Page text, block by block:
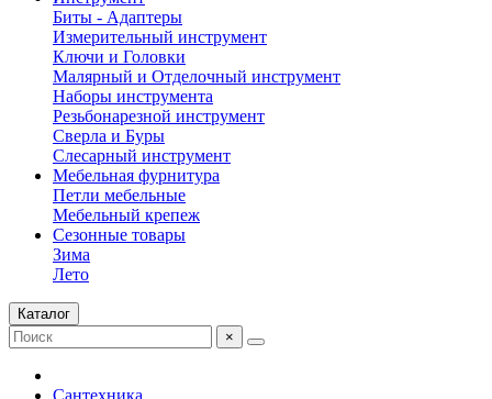
Биты - Адаптеры
Измерительный инструмент
Ключи и Головки
Малярный и Отделочный инструмент
Наборы инструмента
Резьбонарезной инструмент
Сверла и Буры
Слесарный инструмент
Мебельная фурнитура
Петли мебельные
Мебельный крепеж
Сезонные товары
Зима
Лето
Каталог
×
Сантехника